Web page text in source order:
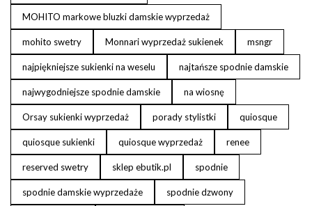
MOHITO markowe bluzki damskie wyprzedaż
mohito swetry Monnari wyprzedaż sukienek msngr
najpiękniejsze sukienki na weselu najtańsze spodnie damskie
najwygodniejsze spodnie damskie na wiosnę
Orsay sukienki wyprzedaż porady stylistki quiosque
quiosque sukienki quiosque wyprzedaż renee
reserved swetry sklep ebutik.pl spodnie
spodnie damskie wyprzedaże spodnie dzwony